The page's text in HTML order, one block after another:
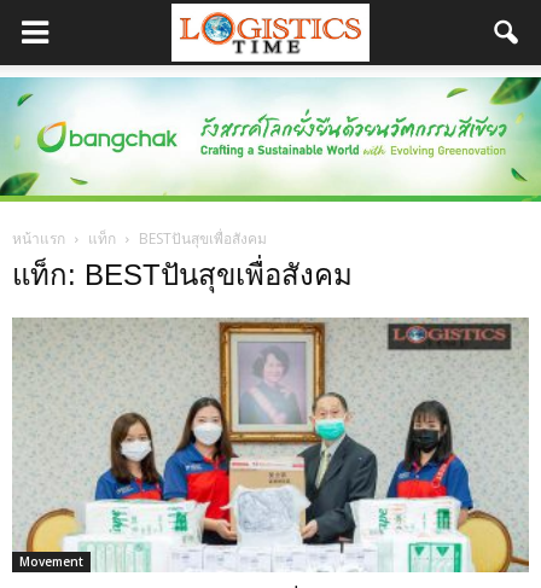
หน้าแรก แท็ก BESTปันสุขเพื่อสังคม
แท็ก: BESTปันสุขเพื่อสังคม
Movement